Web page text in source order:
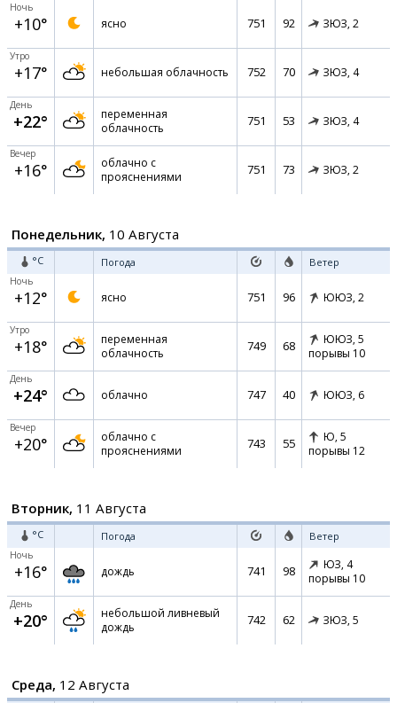
Ночь
+10° ясно 751 92 ЗЮЗ, 2
Утро
+17° небольшая облачность 752 70 ЗЮЗ, 4
День
+22°
переменная
облачность
751 53 ЗЮЗ, 4
Вечер
+16°
облачно с
прояснениями
751 73 ЗЮЗ, 2
Понедельник, 10 Августа
°C Погода Ветер
Ночь
+12° ясно 751 96 ЮЮЗ, 2
Утро
+18°
переменная
облачность
749 68 ЮЮЗ, 5
порывы 10
День
+24° облачно 747 40 ЮЮЗ, 6
Вечер
+20°
облачно с
прояснениями
743 55 Ю, 5
порывы 12
Вторник, 11 Августа
°C Погода Ветер
Ночь
+16° дождь 741 98 ЮЗ, 4
порывы 10
День
+20°
небольшой ливневый
дождь
742 62 ЗЮЗ, 5
Среда, 12 Августа